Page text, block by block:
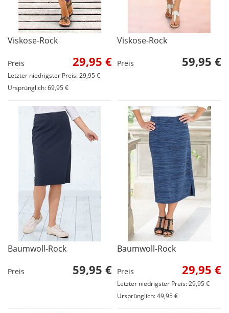
Viskose-Rock
Preis 29,95 €
Letzter niedrigster Preis: 29,95 €
Ursprünglich: 69,95 €
Viskose-Rock
Preis 59,95 €
Baumwoll-Rock
Preis 59,95 €
Baumwoll-Rock
Preis 29,95 €
Letzter niedrigster Preis: 29,95 €
Ursprünglich: 49,95 €